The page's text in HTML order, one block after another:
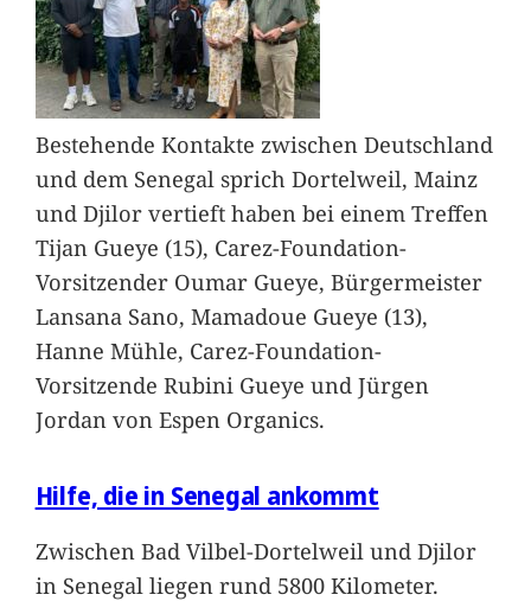
Bestehende Kontakte zwischen Deutschland
und dem Senegal sprich Dortelweil, Mainz
und Djilor vertieft haben bei einem Treffen
Tijan Gueye (15), Carez-Foundation-
Vorsitzender Oumar Gueye, Bürgermeister
Lansana Sano, Mamadoue Gueye (13),
Hanne Mühle, Carez-Foundation-
Vorsitzende Rubini Gueye und Jürgen
Jordan von Espen Organics.
Hilfe, die in Senegal ankommt
Zwischen Bad Vilbel-Dortelweil und Djilor
in Senegal liegen rund 5800 Kilometer.